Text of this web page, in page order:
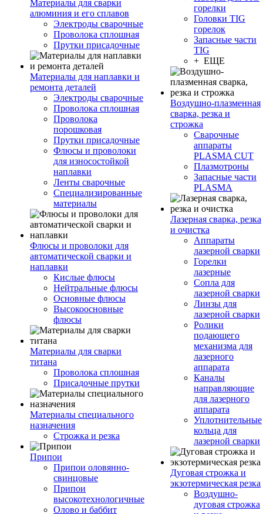
Материалы для сварки
алюминия и его сплавов
Электроды сварочные
Проволока сплошная
Прутки присадочные
Материалы для наплавки и
ремонта деталей
Электроды сварочные
Проволока сплошная
Проволока
порошковая
Прутки присадочные
Флюсы и проволоки
для износостойкой
наплавки
Ленты сварочные
Специализированные
материалы
Флюсы и проволоки для
автоматической сварки и
наплавки
Кислые флюсы
Нейтральные флюсы
Основные флюсы
Высокоосновные
флюсы
Материалы для сварки
титана
Проволока сплошная
Присадочные прутки
Материалы специального
назначения
Строжка и резка
Припои
Припои оловянно-
свинцовые
Припои
высокотехнологичные
Олово и баббит
горелки
Головки TIG
горелок
Запасные части
TIG
+ ЕЩЕ
Воздушно-плазменная
сварка, резка и
строжка
Сварочные
аппараты
PLASMA CUT
Плазмотроны
Запасные части
PLASMA
Лазерная сварка, резка
и очистка
Аппараты
лазерной сварки
Горелки
лазерные
Сопла для
лазерной сварки
Линзы для
лазерной сварки
Ролики
подающего
механизма для
лазерного
аппарата
Каналы
направляющие
для лазерного
аппарата
Уплотнительные
кольца для
лазерной сварки
Дуговая строжка и
экзотермическая резка
Воздушно-
дуговая строжка